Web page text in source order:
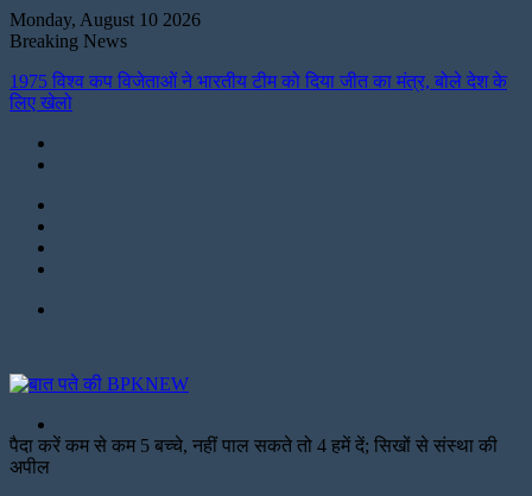
Monday, August 10 2026
Breaking News
1975 विश्व कप विजेताओं ने भारतीय टीम को दिया जीत का मंत्र, बोले देश के
लिए खेलो
for
पैदा करें कम से कम 5 बच्चे, नहीं पाल सकते तो 4 हमें दें; सिखों से संस्था की
अपील